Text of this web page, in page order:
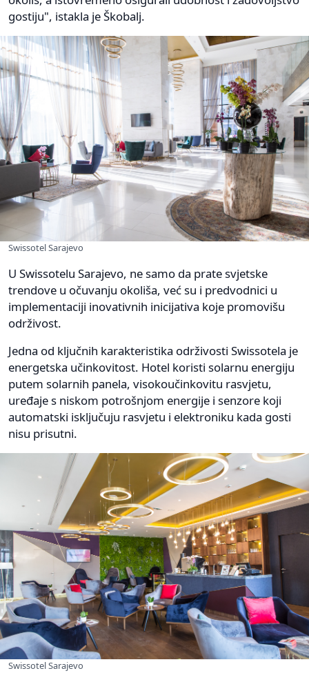
gostiju", istakla je Škobalj.
Swissotel Sarajevo
U Swissotelu Sarajevo, ne samo da prate svjetske
trendove u očuvanju okoliša, već su i predvodnici u
implementaciji inovativnih inicijativa koje promovišu
održivost.
Jedna od ključnih karakteristika održivosti Swissotela je
energetska učinkovitost. Hotel koristi solarnu energiju
putem solarnih panela, visokoučinkovitu rasvjetu,
uređaje s niskom potrošnjom energije i senzore koji
automatski isključuju rasvjetu i elektroniku kada gosti
nisu prisutni.
Swissotel Sarajevo